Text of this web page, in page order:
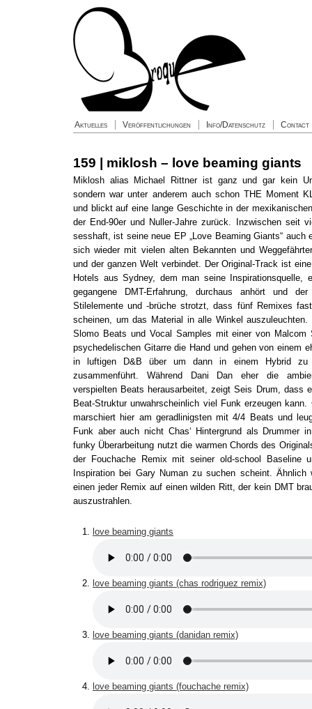
Aktuelles Veröffentlichungen Info/Datenschutz Contact
159 | miklosh – love beaming giants
Miklosh alias Michael Rittner ist ganz und gar kein
sondern war unter anderem auch schon THE Moment
und blickt auf eine lange Geschichte in der
der End-90er und Nuller-Jahre zurück. Inzwischen seit
sesshaft, ist seine neue EP „Love Beaming Giants“ auch
sich wieder mit vielen alten Bekannten und
und der ganzen Welt verbindet. Der Original-Track ist
Hotels aus Sydney, dem man seine Inspirationsquelle,
gegangene DMT-Erfahrung, durchaus anhört und
Stilelemente und -brüche strotzt, dass fünf Remixes
scheinen, um das Material in alle Winkel
Slomo Beats und Vocal Samples mit einer von Malcom
psychedelischen Gitarre die Hand und gehen von einem
in luftigen D&B über um dann in einem Hybrid zu
zusammenführt. Während Dani Dan eher die
verspielten Beats herausarbeitet, zeigt Seis Drum, dass
Beat-Struktur unwahrscheinlich viel Funk erzeugen kann.
marschiert hier am geradlinigsten mit 4/4 Beats und
Funk aber auch nicht Chas‘ Hintergrund als Drummer
funky Überarbeitung nutzt die warmen Chords des
der Fouchache Remix mit seiner old-school Baseline
Inspiration bei Gary Numan zu suchen scheint. Ähnlich
einen jeder Remix auf einen wilden Ritt, der kein DMT
auszustrahlen.
love beaming giants
love beaming giants (chas rodriguez remix)
love beaming giants (danidan remix)
love beaming giants (fouchache remix)